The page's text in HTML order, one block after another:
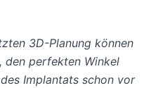
3D-Planung können
den perfekten Winkel
Implantats schon vor